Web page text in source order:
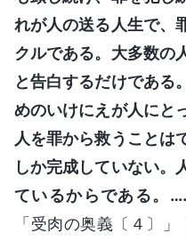
れが人の送る人生で、
クルである。大多数の
と告白するだけである
めのいけにえが人にと
人を罪から救うことは
しか完成していない。
ているからである。
「受肉の奥義〔４〕